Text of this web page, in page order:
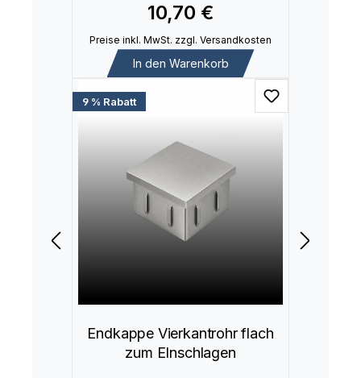
10,70 €
Preise inkl. MwSt. zzgl. Versandkosten
In den Warenkorb
9 % Rabatt
Endkappe Vierkantrohr flach
zum EInschlagen